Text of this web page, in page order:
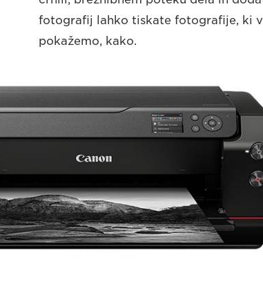
fotografij lahko tiskate fotografije, ki
pokažemo, kako.